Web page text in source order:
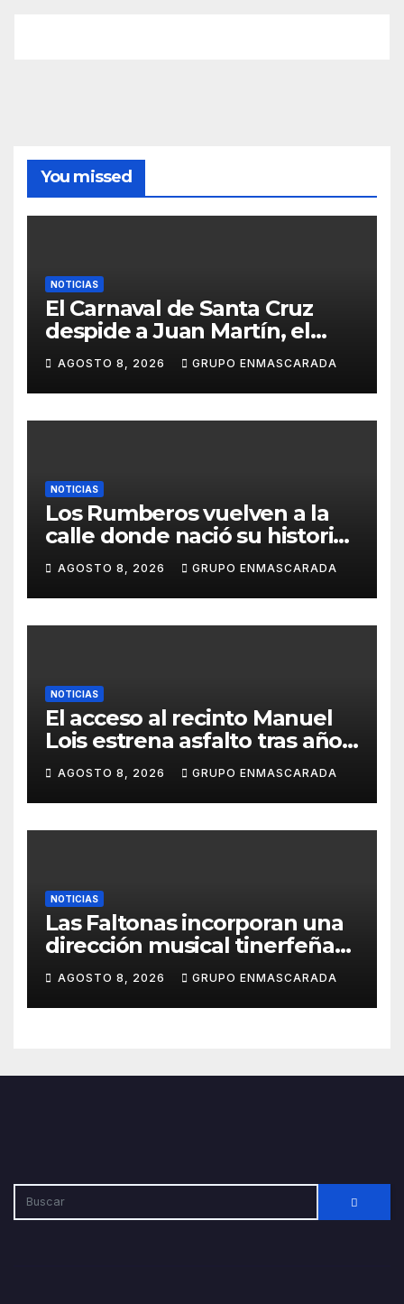
You missed
NOTICIAS
El Carnaval de Santa Cruz
despide a Juan Martín, el
inolvidable «Cristóbal Colón»
AGOSTO 8, 2026 GRUPO ENMASCARADA
NOTICIAS
Los Rumberos vuelven a la
calle donde nació su historia:
51 años después, el mismo
barrio, el mismo orgullo
AGOSTO 8, 2026 GRUPO ENMASCARADA
NOTICIAS
El acceso al recinto Manuel
Lois estrena asfalto tras años
de espera
AGOSTO 8, 2026 GRUPO ENMASCARADA
NOTICIAS
Las Faltonas incorporan una
dirección musical tinerfeña
para afrontar con ilusión el
Carnaval de Lanzarote
AGOSTO 8, 2026 GRUPO ENMASCARADA